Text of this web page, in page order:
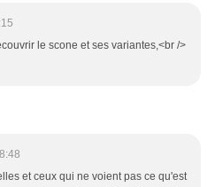
le scone et ses variantes,<br />
et ceux qui ne voient pas ce qu'est